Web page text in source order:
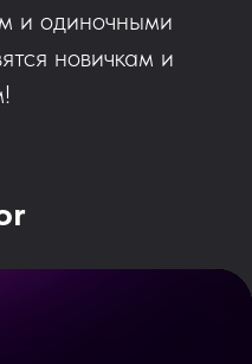
и одиночными
новичкам и